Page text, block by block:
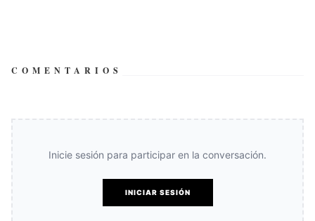
COMENTARIOS
Inicie sesión para participar en la conversación.
INICIAR SESIÓN